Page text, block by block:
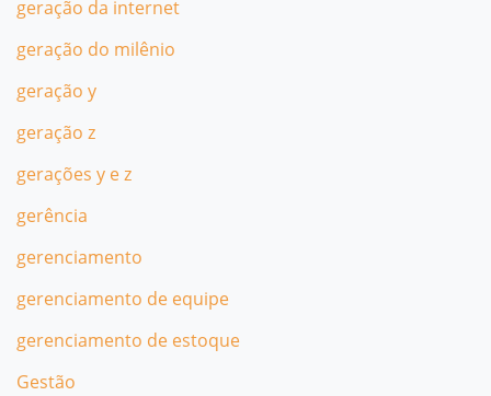
geração da internet
geração do milênio
geração y
geração z
gerações y e z
gerência
gerenciamento
gerenciamento de equipe
gerenciamento de estoque
Gestão